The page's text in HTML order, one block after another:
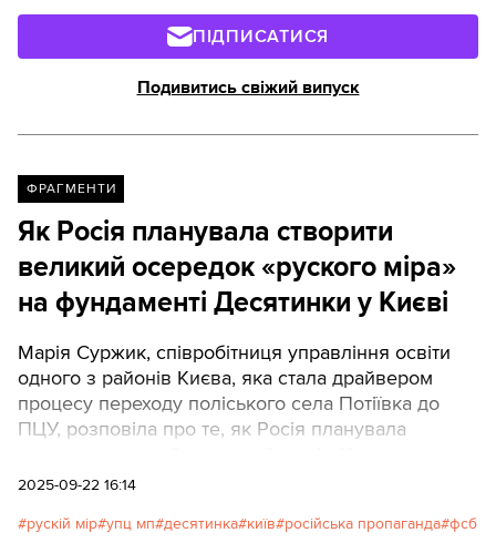
ПІДПИСАТИСЯ
Подивитись свіжий випуск
ФРАГМЕНТИ
Як Росія планувала створити
великий осередок «руского міра»
на фундаменті Десятинки у Києві
Марія Суржик, співробітниця управління освіти
одного з районів Києва, яка стала драйвером
процесу переходу поліського села Потіївка до
ПЦУ, розповіла про те, як Росія планувала
історичний комплекс на фундаменті Десятинки.
2025-09-22 16:14
рускій мір упц мп десятинка київ російська пропаганда фсб